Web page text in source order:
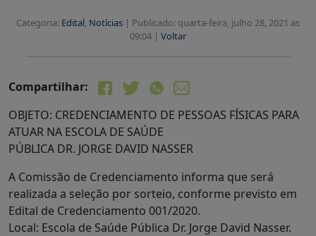
Categoria: Edital, Notícias | Publicado: quarta-feira, julho 28, 2021 as
09:04 | Voltar
Compartilhar:
OBJETO: CREDENCIAMENTO DE PESSOAS FÍSICAS PARA
ATUAR NA ESCOLA DE SAÚDE
PÚBLICA DR. JORGE DAVID NASSER
A Comissão de Credenciamento informa que será
realizada a seleção por sorteio, conforme previsto em
Edital de Credenciamento 001/2020.
Local: Escola de Saúde Pública Dr. Jorge David Nasser.